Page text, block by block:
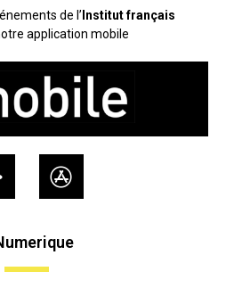
de l’ Institut français
application mobile